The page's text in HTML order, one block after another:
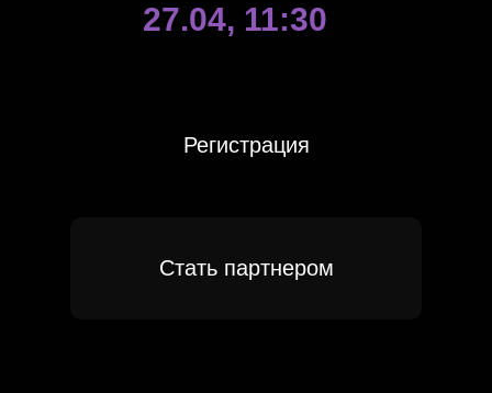
27.04, 11:30
Регистрация
Стать партнером